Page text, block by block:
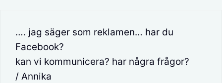
…. jag säger som reklamen… har du
Facebook?
kan vi kommunicera? har några frågor?
/ Annika